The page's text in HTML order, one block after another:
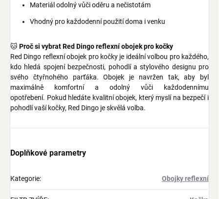
Materiál odolný vůči oděru a nečistotám
Vhodný pro každodenní použití doma i venku
🐱 Proč si vybrat Red Dingo reflexní obojek pro kočky
Red Dingo reflexní obojek pro kočky je ideální volbou pro každého,
kdo hledá spojení bezpečnosti, pohodlí a stylového designu pro
svého čtyřnohého parťáka. Obojek je navržen tak, aby byl
maximálně komfortní a odolný vůči každodennímu
opotřebení. Pokud hledáte kvalitní obojek, který myslí na bezpečí i
pohodlí vaší kočky, Red Dingo je skvělá volba.
Doplňkové parametry
Kategorie: Obojky reflexní